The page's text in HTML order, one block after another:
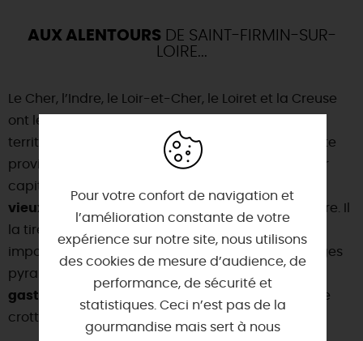
AUX ALENTOURS DE SAINT-FIRMIN-SUR-
LOIRE...
Le Cher, l’Indre, le Loir-et-Cher, le Loiret et la Creuse
ont le point commun d’avoir des parties de leurs
territoires qui formaient la province du
. Cette
province historique de l’Ancien Régime avait pour
capitale
vieux terroirs agricoles
et doit son unité à l’histoire. Il
la tire aujourd’hui de son
important avec les granges à auvent et les granges
pyramidales, mais surtout avec ses
gastronomiques
telles que le pâté Berrichon et le
crottin de Chavignol.
Pour votre confort de navigation et
l’amélioration constante de votre
expérience sur notre site, nous utilisons
des cookies de mesure d’audience, de
performance, de sécurité et
statistiques. Ceci n’est pas de la
gourmandise mais sert à nous